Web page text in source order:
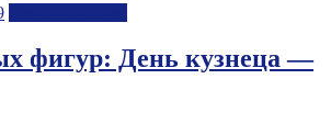
фигур: День кузнеца —